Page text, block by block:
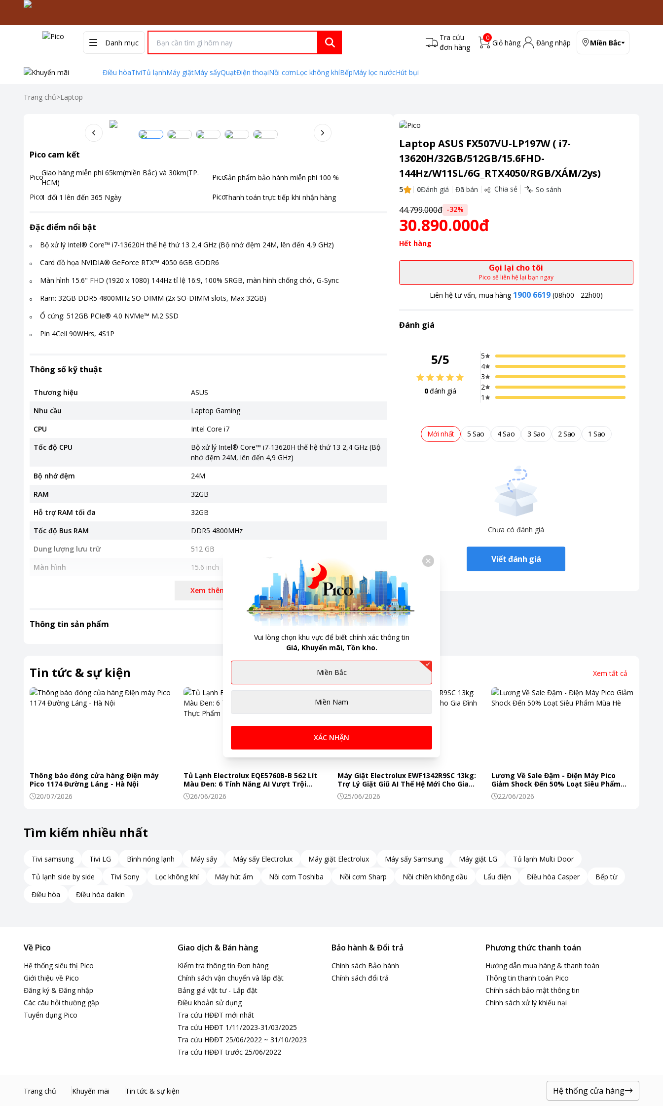
Danh mục
Tra cứu
đơn hàng
0
Giỏ hàng Đăng nhập Miền Bắc
Điều hòaTiviTủ lạnhMáy giặtMáy sấyQuạtĐiện thoạiNồi cơmLọc không khíBếpMáy lọc nướcHút bụi
Trang chủ>Laptop
Pico cam kết
Giao hàng miễn phí 65km(miền Bắc) và 30km(TP.
HCM)
Sản phẩm bảo hành miễn phí 100 %
1 đổi 1 lên đến 365 Ngày Thanh toán trực tiếp khi nhận hàng
Đặc điểm nổi bật
Bộ xử lý Intel® Core™ i7-13620H thế hệ thứ 13 2,4 GHz (Bộ nhớ đệm 24M, lên đến 4,9 GHz)
Card đồ họa NVIDIA® GeForce RTX™ 4050 6GB GDDR6
Màn hình 15.6" FHD (1920 x 1080) 144Hz tỉ lệ 16:9, 100% SRGB, màn hình chống chói, G-Sync
Ram: 32GB DDR5 4800MHz SO-DIMM (2x SO-DIMM slots, Max 32GB)
Ổ cứng: 512GB PCIe® 4.0 NVMe™ M.2 SSD
Pin 4Cell 90WHrs, 4S1P
Thông số kỹ thuật
Thương hiệu
ASUS
Nhu cầu
Laptop Gaming
CPU
Intel Core i7
Tốc độ CPU
Bộ xử lý Intel® Core™ i7-13620H thế hệ thứ 13 2,4 GHz (Bộ
nhớ đệm 24M, lên đến 4,9 GHz)
Bộ nhớ đệm
24M
RAM
32GB
Hỗ trợ RAM tối đa
32GB
Tốc độ Bus RAM
DDR5 4800MHz
Dung lượng lưu trữ
512 GB
Màn hình
15.6 inch
Full HD
Công nghệ màn hình
15.6-inch FHD (1920 x 1080) 16:9, 144Hz, 250nits, 100%
SRGB, màn hình chống chói, G-Sync
Card đồ họa NVIDIA® GeForce RTX™ 4050 6GB GDDR6
Cổng kết nối
Thời gian bảo hành
24 tháng
Nơi sản xuất
Trung Quốc
35.4 x 25.1 x 2.24 ~ 2.49 cm
Windows 11 Home
PIn
90WHrs, 4S1P, 4-cell Li-ion
Khoảng giá
Trên 20 triệu
Xem thêm
Thông tin sản phẩm
Laptop ASUS FX507VU-LP197W ( i7-
13620H/32GB/512GB/15.6FHD-
144Hz/W11SL/6G_RTX4050/RGB/XÁM/2ys)
5 0Đánh giá Đã bán Chia sẻ So sánh
44.799.000đ -32%
30.890.000đ
Hết hàng
Gọi lại cho tôi
Pico sẽ liên hệ lại bạn ngay
Liên hệ tư vấn, mua hàng 1900 6619 (08h00 - 22h00)
Đánh giá
5/5
0đánh giá
5
4
3
2
1
Mới nhất 5 Sao 4 Sao 3 Sao 2 Sao 1 Sao
Chưa có đánh giá
Viết đánh giá
Tin tức & sự kiện Xem tất cả
Thông báo đóng cửa hàng Điện máy
Pico 1174 Đường Láng - Hà Nội
20/07/2026
Tủ Lạnh Electrolux EQE5760B-B 562 Lít
Màu Đen: 6 Tính Năng AI Vượt Trội
Khiến Thực Phẩm Tươi Ngon Mỗi Ngày
26/06/2026
Máy Giặt Electrolux EWF1342R9SC 13kg:
Trợ Lý Giặt Giũ AI Thế Hệ Mới Cho Gia
Đình Hiện Đại
25/06/2026
Lương Về Sale Đậm - Điện Máy Pico
Giảm Shock Đến 50% Loạt Siêu Phẩm
Mùa Hè
22/06/2026
Tìm kiếm nhiều nhất
Tivi samsung Tivi LG Bình nóng lạnh Máy sấy Máy sấy Electrolux Máy giặt Electrolux Máy sấy Samsung Máy giặt LG
Tủ lạnh Multi Door
Tủ lạnh side by side
Tivi Sony Lọc không khí Máy hút ẩm Nồi cơm Toshiba Nồi cơm Sharp Nồi chiên không dầu Lẩu điện Điều hòa Casper
Bếp từ
Điều hòa
Điều hòa daikin
Về Pico
Hệ thống siêu thị Pico
Giới thiệu về Pico
Đăng ký & Đăng nhập
Các câu hỏi thường gặp
Tuyển dụng Pico
Giao dịch & Bán hàng
Kiểm tra thông tin Đơn hàng
Chính sách vận chuyển và lắp đặt
Bảng giá vật tư - Lắp đặt
Điều khoản sử dụng
Tra cứu HĐĐT mới nhất
Tra cứu HĐĐT 1/11/2023-31/03/2025
Tra cứu HĐĐT 25/06/2022 ~ 31/10/2023
Tra cứu HĐĐT trước 25/06/2022
Bảo hành & Đổi trả
Chính sách Bảo hành
Chính sách đổi trả
Phương thức thanh toán
Hướng dẫn mua hàng & thanh toán
Thông tin thanh toán Pico
Chính sách bảo mật thông tin
Chính sách xử lý khiếu nại
Trang chủ Khuyến mãi Tin tức & sự kiện Hệ thống cửa hàng
Vui lòng chọn khu vực để biết chính xác thông tin
Giá, Khuyến mãi, Tồn kho.
Miền Bắc
Miền Nam
XÁC NHẬN